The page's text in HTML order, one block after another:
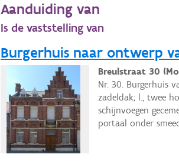
Aanduiding van
Is de vaststelling van
Burgerhuis naar ontwerp
Breulstraat 30
Nr. 30. Burgerhuis
zadeldak; l., twee
schijnvoegen
portaal onder